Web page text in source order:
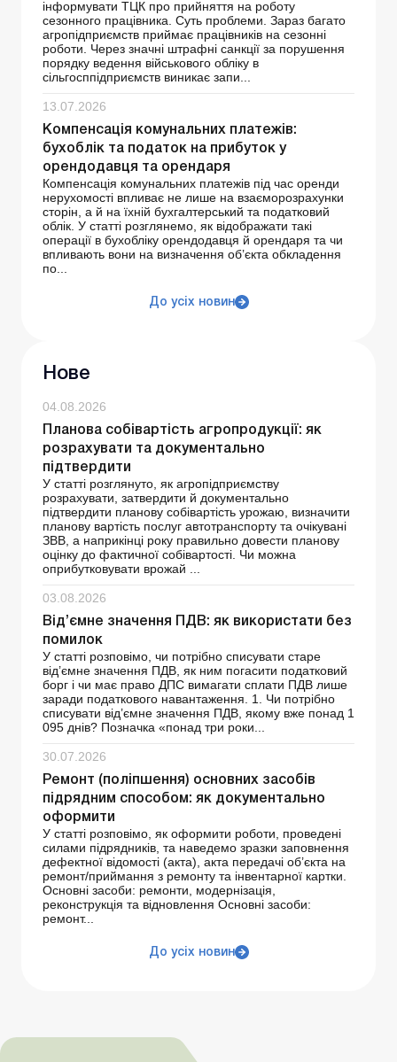
інформувати ТЦК про прийняття на роботу
сезонного працівника. Суть проблеми. Зараз багато
агропідприємств приймає працівників на сезонні
роботи. Через значні штрафні санкції за порушення
порядку ведення військового обліку в
сільгосппідприємств виникає запи...
13.07.2026
Компенсація комунальних платежів:
бухоблік та податок на прибуток у
орендодавця та орендаря
Компенсація комунальних платежів під час оренди
нерухомості впливає не лише на взаєморозрахунки
сторін, а й на їхній бухгалтерський та податковий
облік. У статті розглянемо, як відображати такі
операції в бухобліку орендодавця й орендаря та чи
впливають вони на визначення об’єкта обкладення
по...
До усіх новин
Нове
04.08.2026
Планова собівартість агропродукції: як
розрахувати та документально
підтвердити
У статті розглянуто, як агропідприємству
розрахувати, затвердити й документально
підтвердити планову собівартість урожаю, визначити
планову вартість послуг автотранспорту та очікувані
ЗВВ, а наприкінці року правильно довести планову
оцінку до фактичної собівартості. Чи можна
оприбутковувати врожай ...
03.08.2026
Від’ємне значення ПДВ: як використати без
помилок
У статті розповімо, чи потрібно списувати старе
від’ємне значення ПДВ, як ним погасити податковий
борг і чи має право ДПС вимагати сплати ПДВ лише
заради податкового навантаження. 1. Чи потрібно
списувати від’ємне значення ПДВ, якому вже понад 1
095 днів? Позначка «понад три роки...
30.07.2026
Ремонт (поліпшення) основних засобів
підрядним способом: як документально
оформити
У статті розповімо, як оформити роботи, проведені
силами підрядників, та наведемо зразки заповнення
дефектної відомості (акта), акта передачі об’єкта на
ремонт/приймання з ремонту та інвентарної картки.
Основні засоби: ремонти, модернізація,
реконструкція та відновлення Основні засоби:
ремонт...
До усіх новин